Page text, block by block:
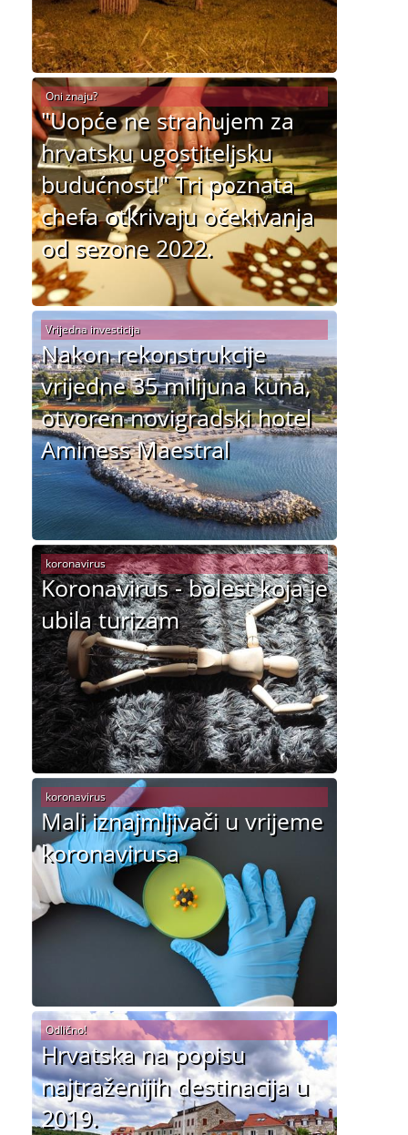
"Uopće ne strahujem za
hrvatsku ugostiteljsku
budućnost!" Tri poznata
chefa otkrivaju očekivanja
od sezone 2022.
Oni znaju?
Nakon rekonstrukcije
vrijedne 35 milijuna kuna,
otvoren novigradski hotel
Aminess Maestral
Vrijedna investicija
Koronavirus - bolest koja je
ubila turizam
koronavirus
Mali iznajmljivači u vrijeme
koronavirusa
koronavirus
Hrvatska na popisu
najtraženijih destinacija u
2019.
Odlično!